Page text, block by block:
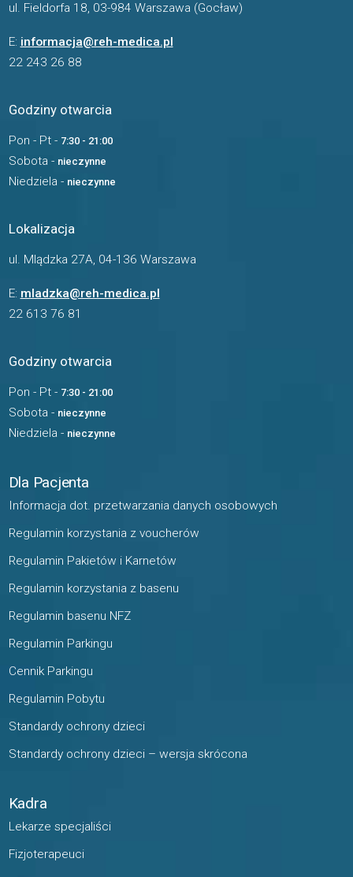
ul. Fieldorfa 18, 03-984 Warszawa (Gocław)
E: informacja@reh-medica.pl
22 243 26 88
Godziny otwarcia
Pon - Pt - 7:30 - 21:00
Sobota - nieczynne
Niedziela - nieczynne
Lokalizacja
ul. Mlądzka 27A, 04-136 Warszawa
E: mladzka@reh-medica.pl
22 613 76 81
Godziny otwarcia
Pon - Pt - 7:30 - 21:00
Sobota - nieczynne
Niedziela - nieczynne
Dla Pacjenta
Informacja dot. przetwarzania danych osobowych
Regulamin korzystania z voucherów
Regulamin Pakietów i Karnetów
Regulamin korzystania z basenu
Regulamin basenu NFZ
Regulamin Parkingu
Cennik Parkingu
Regulamin Pobytu
Standardy ochrony dzieci
Standardy ochrony dzieci – wersja skrócona
Kadra
Lekarze specjaliści
Fizjoterapeuci